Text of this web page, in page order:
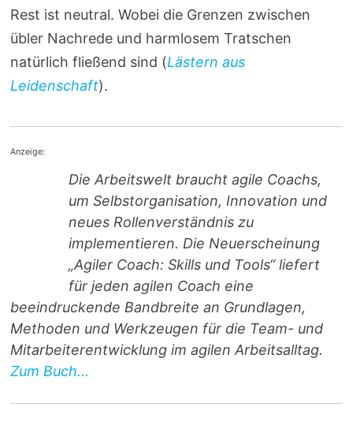
Rest ist neutral. Wobei die Grenzen zwischen
übler Nachrede und harmlosem Tratschen
natürlich fließend sind (Lästern aus
Leidenschaft).
Anzeige:
Die Arbeitswelt braucht agile Coachs,
um Selbstorganisation, Innovation und
neues Rollenverständnis zu
implementieren. Die Neuerscheinung
„Agiler Coach: Skills und Tools“ liefert
für jeden agilen Coach eine
beeindruckende Bandbreite an Grundlagen,
Methoden und Werkzeugen für die Team- und
Mitarbeiterentwicklung im agilen Arbeitsalltag.
Zum Buch...